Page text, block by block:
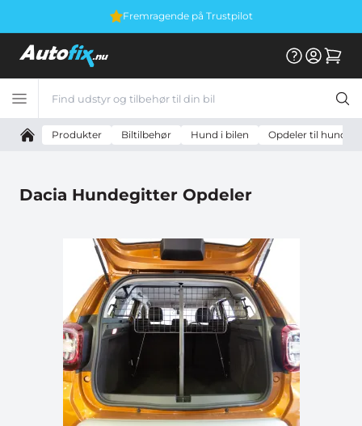
Fremragende på Trustpilot
Produkter Biltilbehør Hund i bilen Opdeler til
Dacia Hundegitter Opdeler